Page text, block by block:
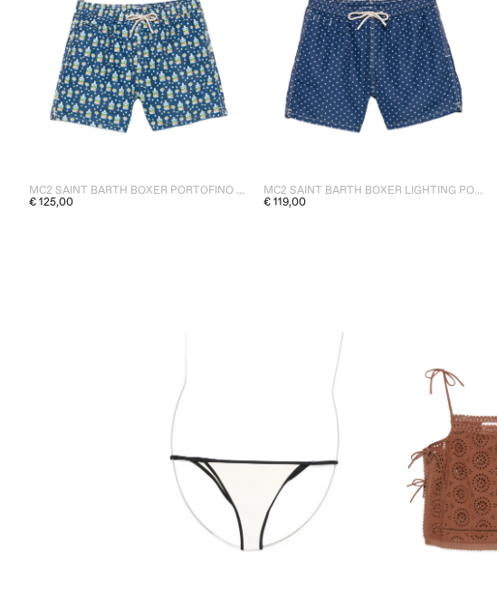
MC2 SAINT BARTH BOXER PORTOFINO GIN UOMO BLU
€ 125,00
MC2 SAINT BARTH BOXER LIGHTING POIS PESCI UOMO BLU
€ 119,00